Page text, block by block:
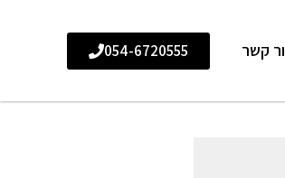
קשר 054-6720555